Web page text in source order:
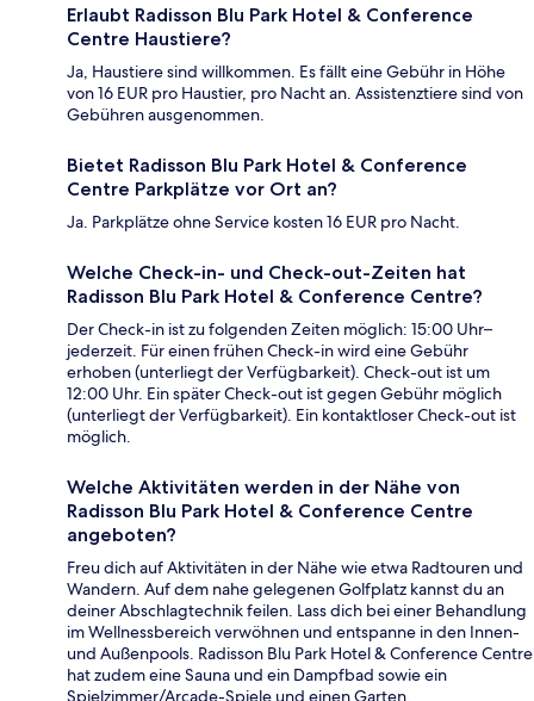
Erlaubt Radisson Blu Park Hotel & Conference
Centre Haustiere?
Ja, Haustiere sind willkommen. Es fällt eine Gebühr in Höhe
von 16 EUR pro Haustier, pro Nacht an. Assistenztiere sind von
Gebühren ausgenommen.
Bietet Radisson Blu Park Hotel & Conference
Centre Parkplätze vor Ort an?
Ja. Parkplätze ohne Service kosten 16 EUR pro Nacht.
Welche Check-in- und Check-out-Zeiten hat
Radisson Blu Park Hotel & Conference Centre?
Der Check-in ist zu folgenden Zeiten möglich: 15:00 Uhr–
jederzeit. Für einen frühen Check-in wird eine Gebühr
erhoben (unterliegt der Verfügbarkeit). Check-out ist um
12:00 Uhr. Ein später Check-out ist gegen Gebühr möglich
(unterliegt der Verfügbarkeit). Ein kontaktloser Check-out ist
möglich.
Welche Aktivitäten werden in der Nähe von
Radisson Blu Park Hotel & Conference Centre
angeboten?
Freu dich auf Aktivitäten in der Nähe wie etwa Radtouren und
Wandern. Auf dem nahe gelegenen Golfplatz kannst du an
deiner Abschlagtechnik feilen. Lass dich bei einer Behandlung
im Wellnessbereich verwöhnen und entspanne in den Innen-
und Außenpools. Radisson Blu Park Hotel & Conference Centre
hat zudem eine Sauna und ein Dampfbad sowie ein
Spielzimmer/Arcade-Spiele und einen Garten.